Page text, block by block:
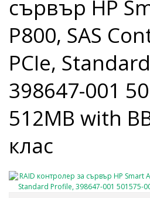
сървър HP
P800, SAS
PCIe,
398647-001
512MB with
клас